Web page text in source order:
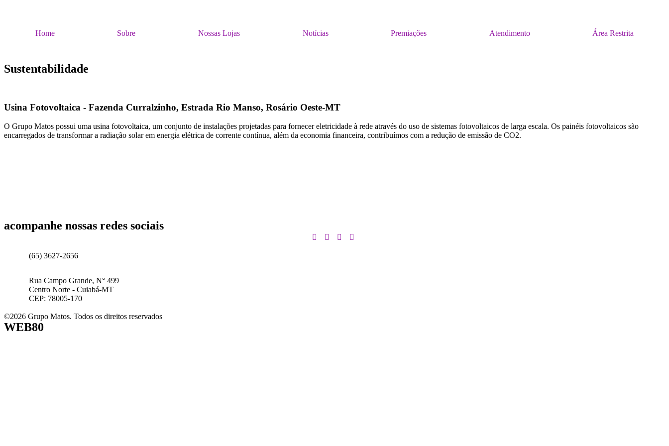
Home Sobre Nossas Lojas Notícias Premiações Atendimento Área Restrita
Sustentabilidade
Usina Fotovoltaica - Fazenda Curralzinho, Estrada Rio Manso, Rosário Oeste-MT
O Grupo Matos possui uma usina fotovoltaica, um conjunto de instalações projetadas para fornecer eletricidade à rede através do uso de sistemas fotovoltaicos de larga escala. Os painéis fotovoltaicos são
encarregados de transformar a radiação solar em energia elétrica de corrente contínua, além da economia financeira, contribuímos com a redução de emissão de CO2.
acompanhe nossas redes sociais
(65) 3627-2656
Rua Campo Grande, N° 499
Centro Norte - Cuiabá-MT
CEP: 78005-170
©2026 Grupo Matos. Todos os direitos reservados
WEB80